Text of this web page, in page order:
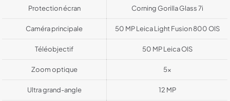
Protection écran Corning Gorilla Glass 7i
Caméra principale 50 MP Leica Light Fusion 800 OIS
Téléobjectif 50 MP Leica OIS
Zoom optique 5x
Ultra grand-angle 12 MP